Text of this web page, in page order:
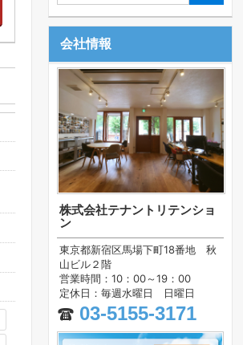
会社情報
株式会社テナントリテンショ
ン
東京都新宿区馬場下町18番地 秋
山ビル２階
営業時間：10：00～19：00
定休日：毎週水曜日 日曜日
03-5155-3171